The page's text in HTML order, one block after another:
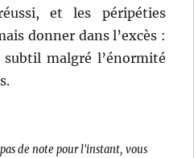
et les péripéties
donner dans l’excès :
malgré l’énormité
pas de note pour l'instant, vous